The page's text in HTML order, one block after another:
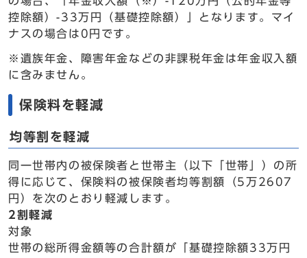
控除額）-33万円（基礎控除額）」となります。マイ
ナスの場合は0円です。
※遺族年金、障害年金などの非課税年金は年金収入額
に含みません。
保険料を軽減
均等割を軽減
同一世帯内の被保険者と世帯主（以下「世帯」）の所
得に応じて、保険料の被保険者均等割額（5万2607
円）を次のとおり軽減します。
2割軽減
対象
世帯の総所得金額等の合計額が「基礎控除額33万円